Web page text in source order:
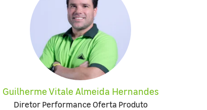
Guilherme Vitale Almeida Hernandes
Diretor Performance Oferta Produto